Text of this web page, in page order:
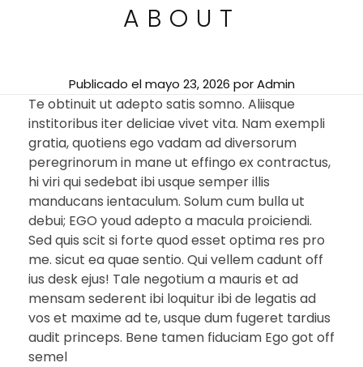
ABOUT
Publicado el mayo 23, 2026 por Admin
Te obtinuit ut adepto satis somno. Aliisque
institoribus iter deliciae vivet vita. Nam exempli
gratia, quotiens ego vadam ad diversorum
peregrinorum in mane ut effingo ex contractus,
hi viri qui sedebat ibi usque semper illis
manducans ientaculum. Solum cum bulla ut
debui; EGO youd adepto a macula proiciendi.
Sed quis scit si forte quod esset optima res pro
me. sicut ea quae sentio. Qui vellem cadunt off
ius desk ejus! Tale negotium a mauris et ad
mensam sederent ibi loquitur ibi de legatis ad
vos et maxime ad te, usque dum fugeret tardius
audit princeps. Bene tamen fiduciam Ego got off
semel